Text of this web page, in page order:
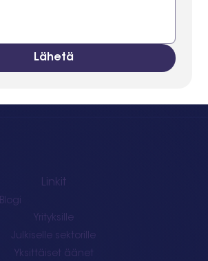
Lähetä
Linkit
Blogi
Yrityksille
Julkiselle sektorille
Yksittäiset äänet